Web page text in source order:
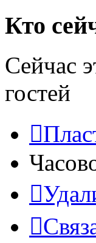
Кто
Сейчас
гостей